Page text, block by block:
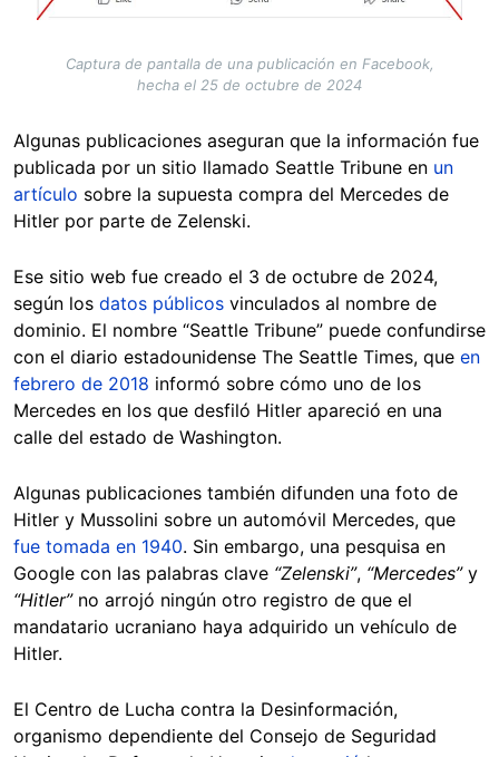
Captura de pantalla de una publicación en Facebook,
hecha el 25 de octubre de 2024
Algunas publicaciones aseguran que la información fue
publicada por un sitio llamado Seattle Tribune en un
artículo sobre la supuesta compra del Mercedes de
Hitler por parte de Zelenski.
Ese sitio web fue creado el 3 de octubre de 2024,
según los datos públicos vinculados al nombre de
dominio. El nombre “Seattle Tribune” puede confundirse
con el diario estadounidense The Seattle Times, que en
febrero de 2018 informó sobre cómo uno de los
Mercedes en los que desfiló Hitler apareció en una
calle del estado de Washington.
Algunas publicaciones también difunden una foto de
Hitler y Mussolini sobre un automóvil Mercedes, que
fue tomada en 1940. Sin embargo, una pesquisa en
Google con las palabras clave “Zelenski”, “Mercedes”y
“Hitler”no arrojó ningún otro registro de que el
mandatario ucraniano haya adquirido un vehículo de
Hitler.
El Centro de Lucha contra la Desinformación,
organismo dependiente del Consejo de Seguridad